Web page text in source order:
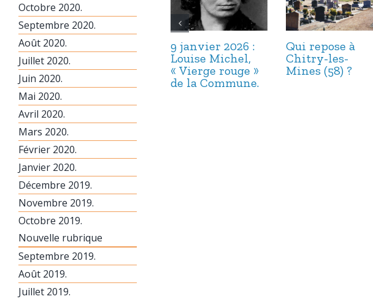
9 janvier 2026 :
Louise Michel,
« Vierge rouge »
de la Commune.
Qui repose à
Chitry-les-
Mines (58) ?
Octobre 2020.
Septembre 2020.
Août 2020.
Juillet 2020.
Juin 2020.
Mai 2020.
Avril 2020.
Mars 2020.
Février 2020.
Janvier 2020.
Décembre 2019.
Novembre 2019.
Octobre 2019.
Nouvelle rubrique
Septembre 2019.
Août 2019.
Juillet 2019.